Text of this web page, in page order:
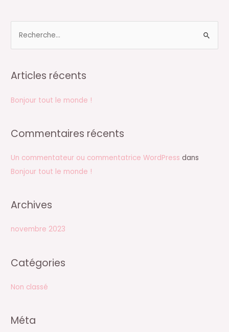
e
h
r
h
r
Articles récents
Bonjour tout le monde !
Commentaires récents
Un commentateur ou commentatrice WordPress dans
Bonjour tout le monde !
Archives
novembre 2023
Catégories
Non classé
Méta